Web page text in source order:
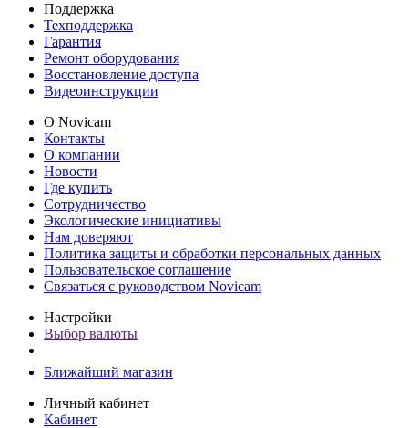
Поддержка
Техподдержка
Гарантия
Ремонт оборудования
Восстановление доступа
Видеоинструкции
О Novicam
Контакты
О компании
Новости
Где купить
Сотрудничество
Экологические инициативы
Нам доверяют
Политика защиты и обработки персональных данных
Пользовательское соглашение
Связаться с руководством Novicam
Настройки
Выбор валюты
Ближайший магазин
Личный кабинет
Кабинет